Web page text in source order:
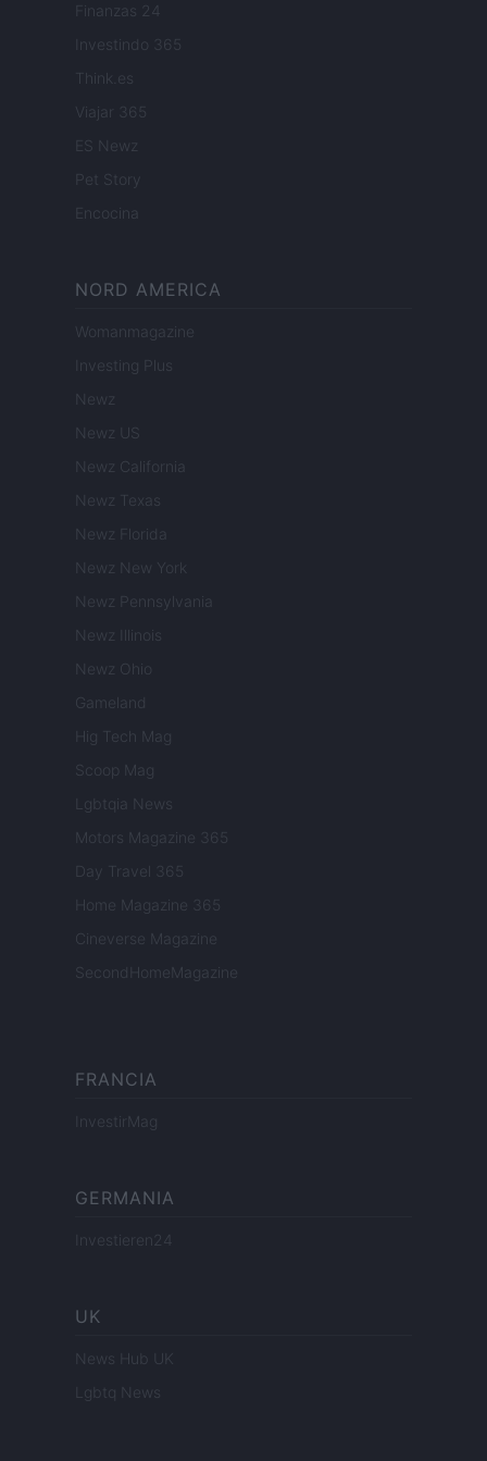
Finanzas 24
Investindo 365
Think.es
Viajar 365
ES Newz
Pet Story
Encocina
NORD AMERICA
Womanmagazine
Investing Plus
Newz
Newz US
Newz California
Newz Texas
Newz Florida
Newz New York
Newz Pennsylvania
Newz Illinois
Newz Ohio
Gameland
Hig Tech Mag
Scoop Mag
Lgbtqia News
Motors Magazine 365
Day Travel 365
Home Magazine 365
Cineverse Magazine
SecondHomeMagazine
FRANCIA
InvestirMag
GERMANIA
Investieren24
UK
News Hub UK
Lgbtq News